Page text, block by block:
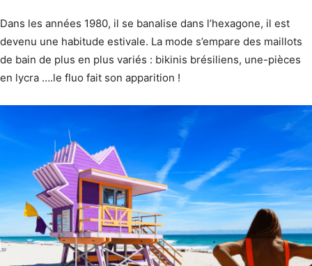
Dans les années 1980, il se banalise dans l’hexagone, il est
devenu une habitude estivale. La mode s’empare des maillots
de bain de plus en plus variés : bikinis brésiliens, une-pièces
en lycra ….le fluo fait son apparition !